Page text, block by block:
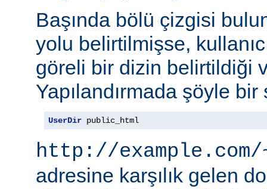
Başında bölü çizgisi
yolu belirtilmişse,
göreli bir dizin belirtildiği
Yapılandırmada şöyle bir
UserDir public_html
http://example.com/
adresine karşılık gelen